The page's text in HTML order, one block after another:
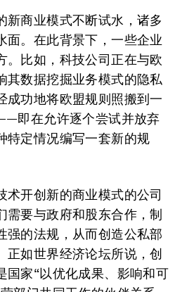
新商业模式不断试水，诸多
面。在此背景下，一些企业
。比如，科技公司正在与欧
其数据挖掘业务模式的隐私
成功地将欧盟规则照搬到一
即在允许逐个尝试并放弃
特定情况编写一套新的规
术开创新的商业模式的公司
需要与政府和股东合作，制
强的法规，从而创造公私部
正如世界经济论坛所说，创
国家“以优化成果、影响和可